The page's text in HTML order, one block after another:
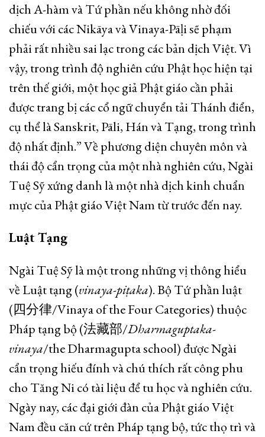
dịch A-hàm và Tứ phần nếu không nhờ đối
chiếu với các Nikāya và Vinaya-Pāḷi sẽ phạm
phải rất nhiều sai lạc trong các bản dịch Việt. Vì
vậy, trong trình độ nghiên cứu Phật học hiện tại
trên thế giới, một học giả Phật giáo cần phải
được trang bị các cổ ngữ chuyển tải Thánh điển,
cụ thể là Sanskrit, Pāli, Hán và Tạng, trong trình
độ nhất định.” Về phương diện chuyên môn và
thái độ cẩn trọng của một nhà nghiên cứu, Ngài
Tuệ Sỹ xứng danh là một nhà dịch kinh chuẩn
mực của Phật giáo Việt Nam từ trước đến nay.
Luật Tạng
Ngài Tuệ Sỹ là một trong những vị thông hiểu
về Luật tạng (vinaya-piṭaka). Bộ Tứ phần luật
(四分律/Vinaya of the Four Categories) thuộc
Pháp tạng bộ (法藏部/Dharmaguptaka-
vinaya/the Dharmagupta school) được Ngài
cẩn trọng hiếu đính và chú thích rất công phu
cho Tăng Ni có tài liệu để tu học và nghiên cứu.
Ngày nay, các đại giới đàn của Phật giáo Việt
Nam đều căn cứ trên Pháp tạng bộ, tức thọ trì và